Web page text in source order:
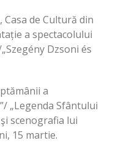
de Cultură din
a spectacolului
Dzsoni és
a
„Legenda Sfântului
scenografia lui
15 martie.